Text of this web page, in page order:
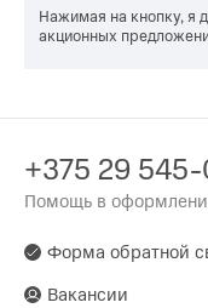
Нажимая на кнопку, я
акционных
+375 29
Помощь в
Форма обратной
Вакансии